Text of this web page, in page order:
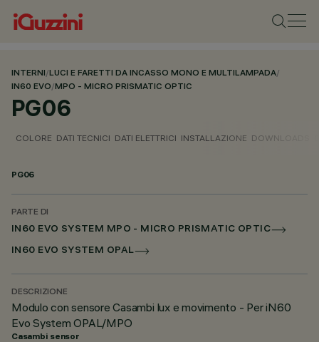
INTERNI/LUCI E FARETTI DA INCASSO MONO E MULTILAMPADA/
IN60 EVO/MPO - MICRO PRISMATIC OPTIC
PG06
COLORE DATI TECNICI DATI ELETTRICI INSTALLAZIONE DOWNLOADS
PG06
PARTE DI
IN60 EVO SYSTEM MPO - MICRO PRISMATIC OPTIC
IN60 EVO SYSTEM OPAL
DESCRIZIONE
Modulo con sensore Casambi lux e movimento - Per iN60
Evo System OPAL/MPO
Casambi sensor